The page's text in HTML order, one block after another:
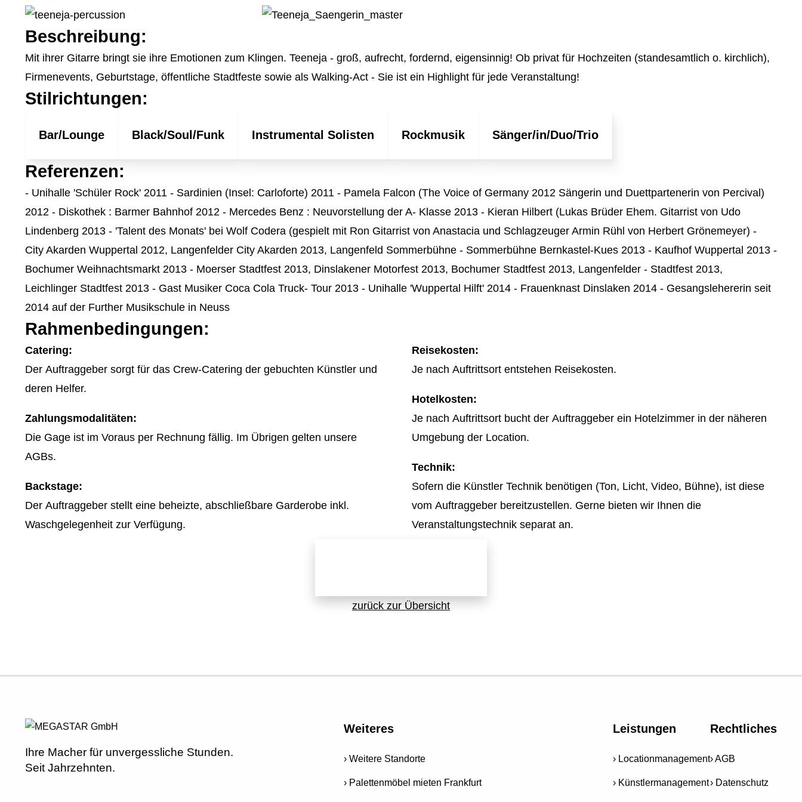
Familienfeiern
DJ Booking
PlakatwerbungNewsletter
Beschreibung:
Mit ihrer Gitarre bringt sie ihre Emotionen zum Klingen. Teeneja - groß, aufrecht, fordernd, eigensinnig! Ob privat für Hochzeiten (standesamtlich o. kirchlich),
Firmenevents, Geburtstage, öffentliche Stadtfeste sowie als Walking-Act - Sie ist ein Highlight für jede Veranstaltung!
Stilrichtungen:
Bar/Lounge Black/Soul/Funk Instrumental Solisten Rockmusik Sänger/in/Duo/Trio
Referenzen:
- Unihalle 'Schüler Rock' 2011 - Sardinien (Insel: Carloforte) 2011 - Pamela Falcon (The Voice of Germany 2012 Sängerin und Duettpartenerin von Percival)
2012 - Diskothek : Barmer Bahnhof 2012 - Mercedes Benz : Neuvorstellung der A- Klasse 2013 - Kieran Hilbert (Lukas Brüder Ehem. Gitarrist von Udo
Lindenberg 2013 - 'Talent des Monats' bei Wolf Codera (gespielt mit Ron Gitarrist von Anastacia und Schlagzeuger Armin Rühl von Herbert Grönemeyer) -
City Akarden Wuppertal 2012, Langenfelder City Akarden 2013, Langenfeld Sommerbühne - Sommerbühne Bernkastel-Kues 2013 - Kaufhof Wuppertal 2013 -
Bochumer Weihnachtsmarkt 2013 - Moerser Stadtfest 2013, Dinslakener Motorfest 2013, Bochumer Stadtfest 2013, Langenfelder - Stadtfest 2013,
Leichlinger Stadtfest 2013 - Gast Musiker Coca Cola Truck- Tour 2013 - Unihalle 'Wuppertal Hilft' 2014 - Frauenknast Dinslaken 2014 - Gesangslehererin seit
2014 auf der Further Musikschule in Neuss
Rahmenbedingungen:
Catering:
Der Auftraggeber sorgt für das Crew-Catering der gebuchten Künstler und
deren Helfer.
Zahlungsmodalitäten:
Die Gage ist im Voraus per Rechnung fällig. Im Übrigen gelten unsere
AGBs.
Backstage:
Der Auftraggeber stellt eine beheizte, abschließbare Garderobe inkl.
Waschgelegenheit zur Verfügung.
Reisekosten:
Je nach Auftrittsort entstehen Reisekosten.
Hotelkosten:
Je nach Auftrittsort bucht der Auftraggeber ein Hotelzimmer in der näheren
Umgebung der Location.
Technik:
Sofern die Künstler Technik benötigen (Ton, Licht, Video, Bühne), ist diese
vom Auftraggeber bereitzustellen. Gerne bieten wir Ihnen die
Veranstaltungstechnik separat an.
zurück zur Übersicht
Ihre Macher für unvergessliche Stunden.
Seit Jahrzehnten.
Weiteres
Weitere Standorte
Palettenmöbel mieten Frankfurt
Leistungen
Locationmanagement
Künstlermanagement
Rechtliches
AGB
Datenschutz